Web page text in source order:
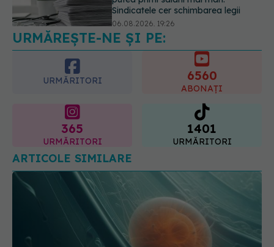
06.08.2026, 19:26
Alergia la ambrozie: 4 lucruri
esențiale despre simptome,
prevenție și tratament, explicate de
dr. Tudor Ciuhodaru
URMĂREȘTE-NE ȘI PE:
URMĂRITORI 6560
ABONAȚI
365
URMĂRITORI
1401
URMĂRITORI
ARTICOLE SIMILARE